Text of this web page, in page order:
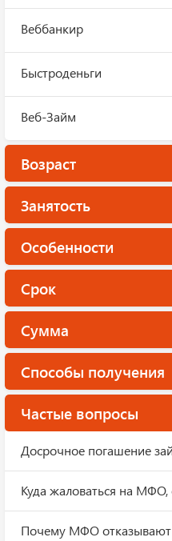
Веббанкир
Быстроденьги
Веб-Займ
Возраст
Занятость
Особенности
Срок
Сумма
Способы получения
Частые вопросы
Досрочное погашение
Куда жаловаться на
Почему МФО отказывают